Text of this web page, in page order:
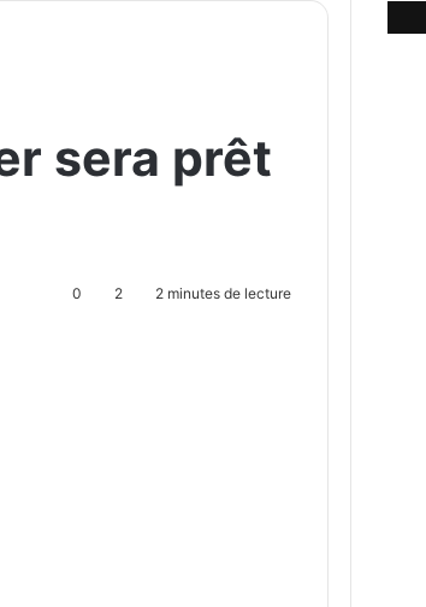
sera prêt
0 2 2 minutes de lecture